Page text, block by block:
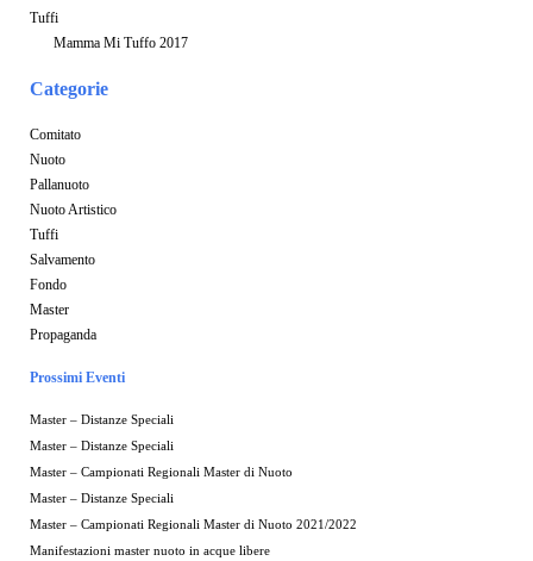
Tuffi
Mamma Mi Tuffo 2017
Categorie
Comitato
Nuoto
Pallanuoto
Nuoto Artistico
Tuffi
Salvamento
Fondo
Master
Propaganda
Prossimi Eventi
Master – Distanze Speciali
Master – Distanze Speciali
Master – Campionati Regionali Master di Nuoto
Master – Distanze Speciali
Master – Campionati Regionali Master di Nuoto 2021/2022
Manifestazioni master nuoto in acque libere